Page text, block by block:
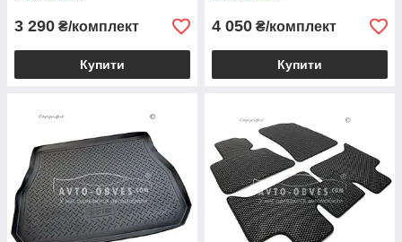
3 290 ₴/комплект
Купити
4 050 ₴/комплект
Купити